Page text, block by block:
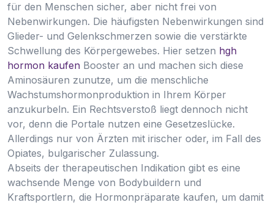
für den Menschen sicher, aber nicht frei von
Nebenwirkungen. Die häufigsten Nebenwirkungen sind
Glieder- und Gelenkschmerzen sowie die verstärkte
Schwellung des Körpergewebes. Hier setzen hgh
hormon kaufen Booster an und machen sich diese
Aminosäuren zunutze, um die menschliche
Wachstumshormonproduktion in Ihrem Körper
anzukurbeln. Ein Rechtsverstoß liegt dennoch nicht
vor, denn die Portale nutzen eine Gesetzeslücke.
Allerdings nur von Ärzten mit irischer oder, im Fall des
Opiates, bulgarischer Zulassung.
Abseits der therapeutischen Indikation gibt es eine
wachsende Menge von Bodybuildern und
Kraftsportlern, die Hormonpräparate kaufen, um damit